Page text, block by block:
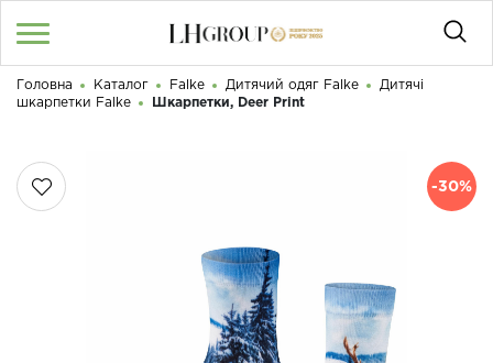
UA |RU
КАТАЛОГ
Графік роботи з 9:00 до 21:00
Доброго дня! Що Ви шукаєте?
Головна Каталог Falke Дитячий одяг Falke
Дитячі
шкарпетки Falke
Шкарпетки, Deer Print
-30%